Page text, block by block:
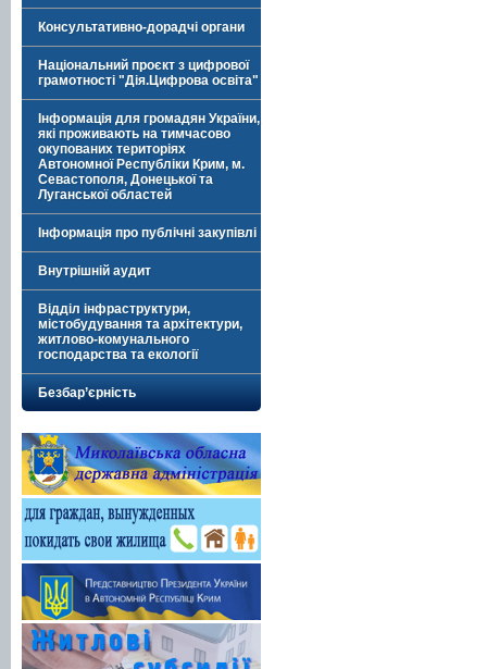
Консультативно-дорадчі органи
Національний проєкт з цифрової
грамотності "Дія.Цифрова освіта"
Інформація для громадян України,
які проживають на тимчасово
окупованих територіях
Автономної Республіки Крим, м.
Севастополя, Донецької та
Луганської областей
Інформація про публічні закупівлі
Внутрішній аудит
Відділ інфраструктури,
містобудування та архітектури,
житлово-комунального
господарства та екології
Безбар’єрність